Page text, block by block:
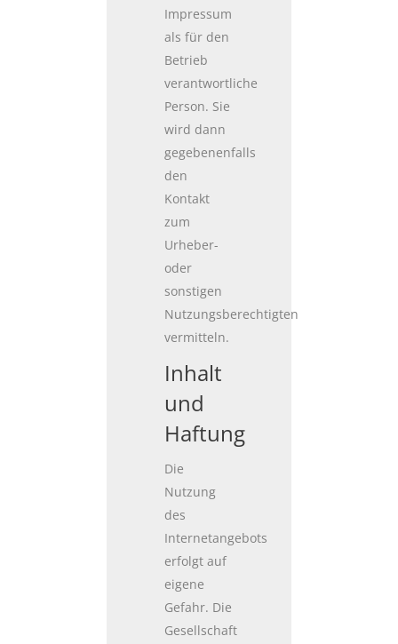
Impressum
als für den
Betrieb
verantwortliche
Person. Sie
wird dann
gegebenenfalls
den
Kontakt
zum
Urheber-
oder
sonstigen
Nutzungsberechtigten
vermitteln.
Inhalt
und
Haftung
Die
Nutzung
des
Internetangebots
erfolgt auf
eigene
Gefahr. Die
Gesellschaft